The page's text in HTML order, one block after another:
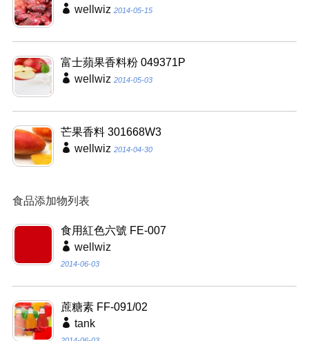
wellwiz 2014-05-15
富士蘋果香料粉 049371P
wellwiz 2014-05-03
芒果香料 301668W3
wellwiz 2014-04-30
食品添加物列表
食用紅色六號 FE-007
wellwiz
2014-06-03
蔗糖素 FF-091/02
tank